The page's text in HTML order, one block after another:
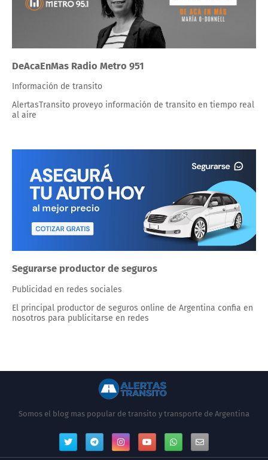
DeAcaEnMas Radio Metro 951
Información de transito
AlertasTransito proveyo información de transito en tiempo real
al aire
Segurarse productor de seguros
Publicidad en redes sociales
El principal productor de seguros online de Argentina confia en
nosotros para publicitarse en redes
Somos el blog mas popular de transito y transporte de Argentina